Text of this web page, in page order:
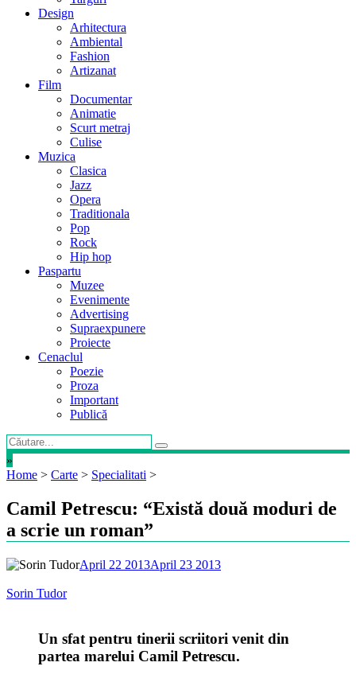
Design
Arhitectura
Ambiental
Fashion
Artizanat
Film
Documentar
Animatie
Scurt metraj
Culise
Muzica
Clasica
Jazz
Opera
Traditionala
Pop
Rock
Hip hop
Paspartu
Muzee
Evenimente
Advertising
Supraexpunere
Proiecte
Cenaclul
Poezie
Proza
Important
Publică
»
Home > Carte > Specialitati >
Camil Petrescu: “Există două moduri de
a scrie un roman”
April 22 2013April 23 2013
Sorin Tudor
Un sfat pentru tinerii scriitori venit din
partea marelui Camil Petrescu.